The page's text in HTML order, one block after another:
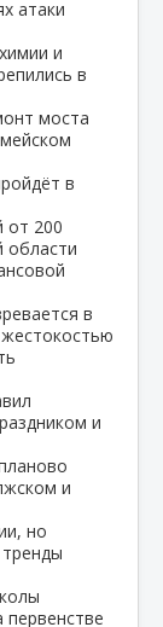
атаки
и
в
моста
в
от 200
области
в
и
и
но